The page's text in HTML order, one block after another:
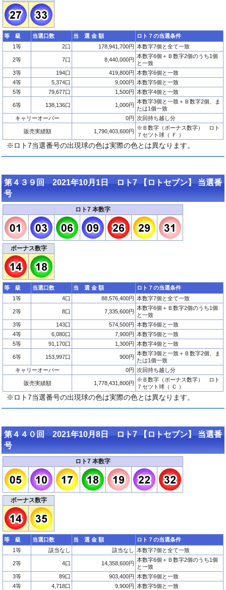
等 級 当選口数 当 選 金 額
ロト７の当選条件
1等
2口 178,941,700円 本数字7個と全て一致
2等 7口 8,440,000円
本数字6個＋Ｂ数字2個のうち1個
と一致
3等
194口 419,800円 本数字6個と一致
4等
5,374口 9,000円 本数字5個と一致
5等
79,677口 1,500円 本数字4個と一致
6等 138,136口 1,000円
本数字3個と一致＋Ｂ数字2個、ま
たは1個一致
キャリーオーバー
0円 次回持ち越し分
販売実績額 1,790,403,600円
※Ｂ数字（ボーナス数字） ロト
７セツト球（ Ｆ ）
※ロト7当選番号の出現球の色は実際の色とは異なります。
第４３９回 2021年10月1日 ロト7 【ロトセブン】 当選番
号
ロト7 本数字
ボーナス数字
等 級 当選口数 当 選 金 額
ロト７の当選条件
1等
4口 88,576,400円 本数字7個と全て一致
2等 8口 7,335,600円
本数字6個＋Ｂ数字2個のうち1個
と一致
3等
143口 574,500円 本数字6個と一致
4等
6,080口 7,900円 本数字5個と一致
5等
91,170口 1,300円 本数字4個と一致
6等 153,997口 900円
本数字3個と一致＋Ｂ数字2個、ま
たは1個一致
キャリーオーバー
0円 次回持ち越し分
販売実績額 1,778,431,800円
※Ｂ数字（ボーナス数字） ロト
７セツト球（ Ｃ ）
※ロト7当選番号の出現球の色は実際の色とは異なります。
第４４０回 2021年10月8日 ロト7 【ロトセブン】 当選番
号
ロト7 本数字
ボーナス数字
等 級 当選口数 当 選 金 額
ロト７の当選条件
1等
該当なし 該当なし 本数字7個と全て一致
2等 4口 14,358,600円
本数字6個＋Ｂ数字2個のうち1個
と一致
3等
89口 903,400円 本数字6個と一致
4等
4,718口 9,900円 本数字5個と一致